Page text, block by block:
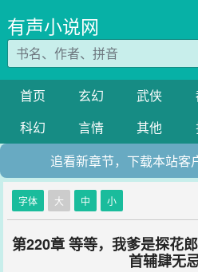
有声小说网
首页 玄幻 武侠
科幻
言情 其他
追看新章节，下载本站客
字体 大 中 小
第220章 等等，我爹是探花
首辅肆无